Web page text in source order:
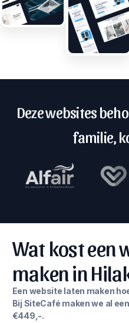
Deze websites
familie,
Wat kost een
maken in
Een website laten maken
Bij SiteCafé maken we al
€449,-.